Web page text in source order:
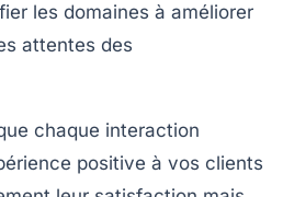
les domaines à améliorer
attentes des
chaque interaction
positive à vos clients